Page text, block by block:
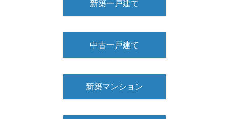
新築一戸建て
中古一戸建て
新築マンション